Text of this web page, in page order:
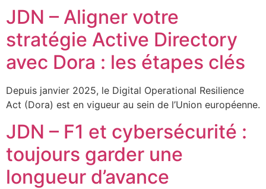
JDN – Aligner votre
stratégie Active Directory
avec Dora : les étapes clés
Depuis janvier 2025, le Digital Operational Resilience
Act (Dora) est en vigueur au sein de l’Union européenne.
JDN – F1 et cybersécurité :
toujours garder une
longueur d’avance